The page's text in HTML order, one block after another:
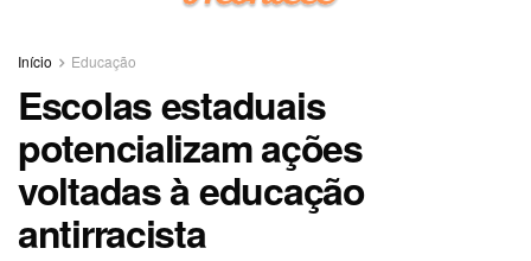
Início Educação
Escolas estaduais
potencializam ações
voltadas à educação
antirracista